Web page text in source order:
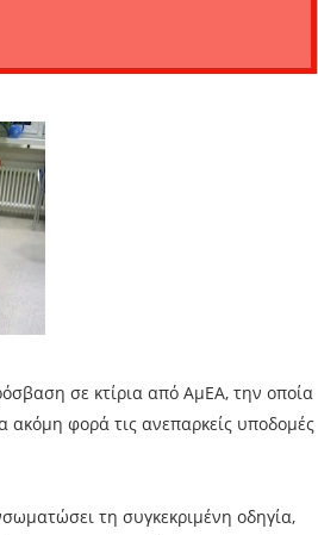
σε κτίρια από ΑμΕΑ, την οποία
ακόμη φορά τις ανεπαρκείς υποδομές
τη συγκεκριμένη οδηγία,